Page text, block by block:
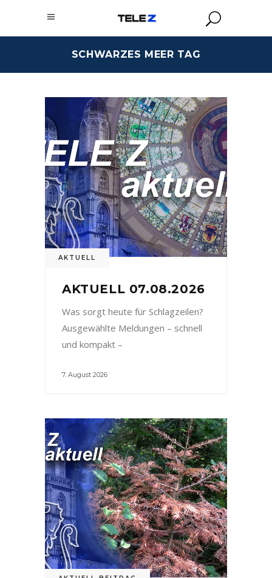
SCHWARZES MEER TAG
AKTUELL
AKTUELL 07.08.2026
Was sorgt heute für Schlagzeilen?
Ausgewählte Meldungen – schnell
und kompakt –
7. August 2026